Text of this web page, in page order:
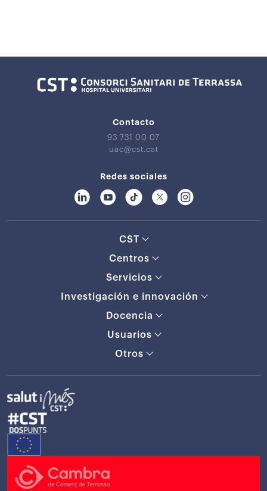
Contacto
93 731 00 07
uac@cst.cat
Redes sociales
CST
Centros
Servicios
Investigación e innovación
Docencia
Usuarios
Otros